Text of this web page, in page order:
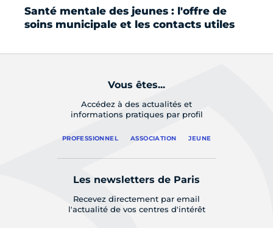
Santé mentale des jeunes : l'offre de
soins municipale et les contacts utiles
Vous êtes...
Accédez à des actualités et
informations pratiques par profil
PROFESSIONNEL ASSOCIATION JEUNE
Les newsletters de Paris
Recevez directement par email
l'actualité de vos centres d'intérêt